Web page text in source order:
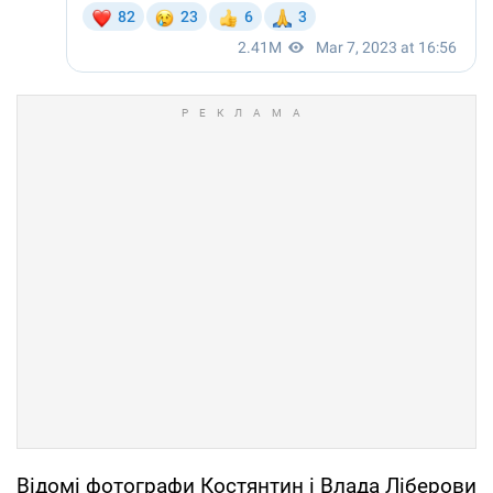
Відомі фотографи Костянтин і Влада Ліберови